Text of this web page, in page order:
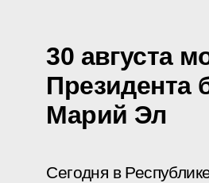
30 августа
Президента
Марий Эл
Сегодня в